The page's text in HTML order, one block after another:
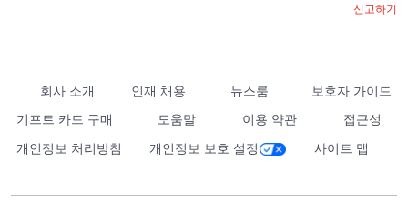
신고하기
회사 소개 인재 채용 뉴스룸
보호자 가이드
기프트 카드 구매
도움말 이용 약관
접근성
개인정보 처리방침
개인정보 보호 설정 사이트 맵